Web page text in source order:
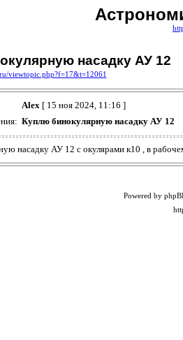
насадку АУ 12
viewtopic.php?f=17&t=12061
Alex[ 15 ноя 2024, 11:16 ]
Куплю бинокулярную насадку АУ 12
насадку АУ 12 с окулярами к10 , в
Powered by